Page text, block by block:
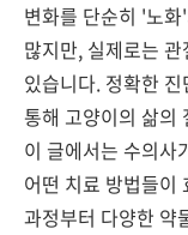
변화를 단순히 '노
많지만, 실제로는
있습니다. 정확한
통해 고양이의 삶의
이 글에서는 수의사
어떤 치료 방법들이
과정부터 다양한 약